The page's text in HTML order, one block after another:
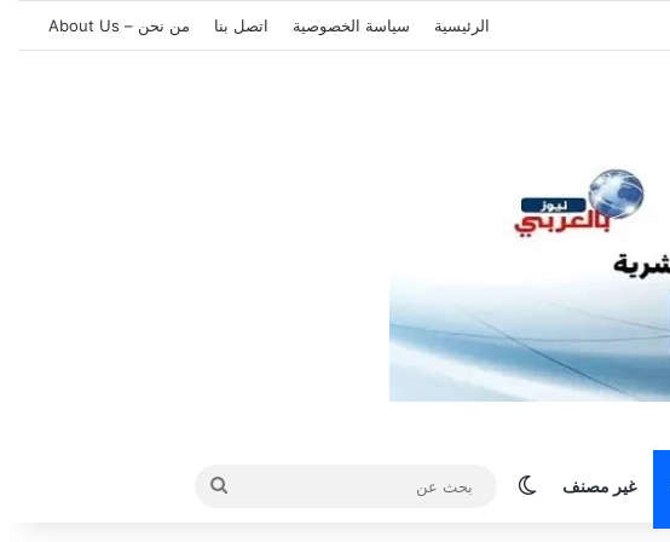
الرئيسية سياسة الخصوصية اتصل بنا من نحن – About Us
غير مصنف الوضع المظلم
بحث